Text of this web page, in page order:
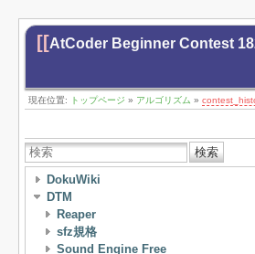
[[AtCoder Beginner Contest
現在位置: トップページ » アルゴリズム »
検索
DokuWiki
DTM
Reaper
sfz規格
Sound Engine Free